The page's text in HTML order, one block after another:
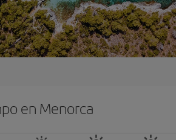
en Menorca